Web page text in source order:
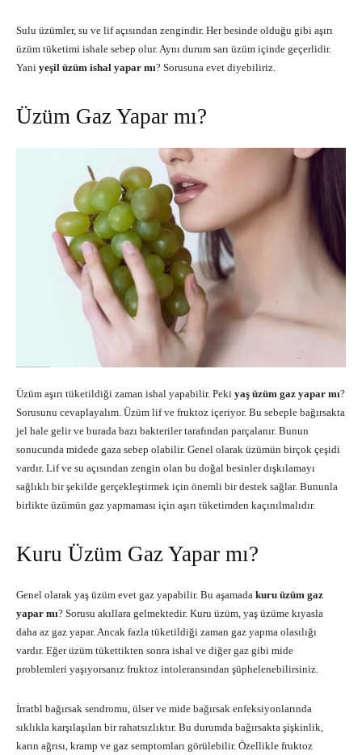
Sulu üzümler, su ve lif açısından zengindir. Her besinde olduğu gibi aşırı
üzüm tüketimi ishale sebep olur. Aynı durum sarı üzüm içinde geçerlidir.
Yani yeşil üzüm ishal yapar mı? Sorusuna evet diyebiliriz.
Üzüm Gaz Yapar mı?
Üzüm aşırı tüketildiği zaman ishal yapabilir. Peki yaş üzüm gaz yapar mı?
Sorusunu cevaplayalım. Üzüm lif ve fruktoz içeriyor. Bu sebeple bağırsakta
jel hale gelir ve burada bazı bakteriler tarafından parçalanır. Bunun
sonucunda midede gaza sebep olabilir. Genel olarak üzümün birçok çeşidi
vardır. Lif ve su açısından zengin olan bu doğal besinler dışkılamayı
sağlıklı bir şekilde gerçekleştirmek için önemli bir destek sağlar. Bununla
birlikte üzümün gaz yapmaması için aşırı tüketimden kaçınılmalıdır.
Kuru Üzüm Gaz Yapar mı?
Genel olarak yaş üzüm evet gaz yapabilir. Bu aşamada kuru üzüm gaz
yapar mı? Sorusu akıllara gelmektedir. Kuru üzüm, yaş üzüme kıyasla
daha az gaz yapar. Ancak fazla tüketildiği zaman gaz yapma olasılığı
vardır. Eğer üzüm tükettikten sonra ishal ve diğer gaz gibi mide
problemleri yaşıyorsanız fruktoz intoleransından şüphelenebilirsiniz.
İrratbl bağırsak sendromu, ülser ve mide bağırsak enfeksiyonlarında
sıklıkla karşılaşılan bir rahatsızlıktır. Bu durumda bağırsakta şişkinlik,
karın ağrısı, kramp ve gaz semptomları görülebilir. Özellikle fruktoz